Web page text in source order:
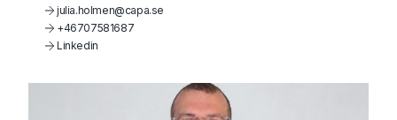
julia.holmen@capa.se
+46707581687
Linkedin